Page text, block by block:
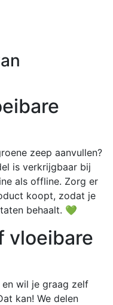
zeep aanvullen?
is verkrijgbaar bij
als offline. Zorg er
koopt, zodat je
behaalt. 💚
vloeibare
wil je graag zelf
kan! We delen